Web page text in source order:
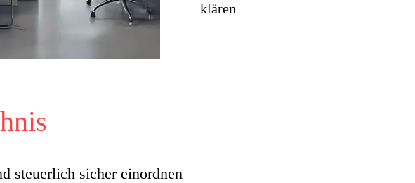
klären
steuerlich sicher einordnen